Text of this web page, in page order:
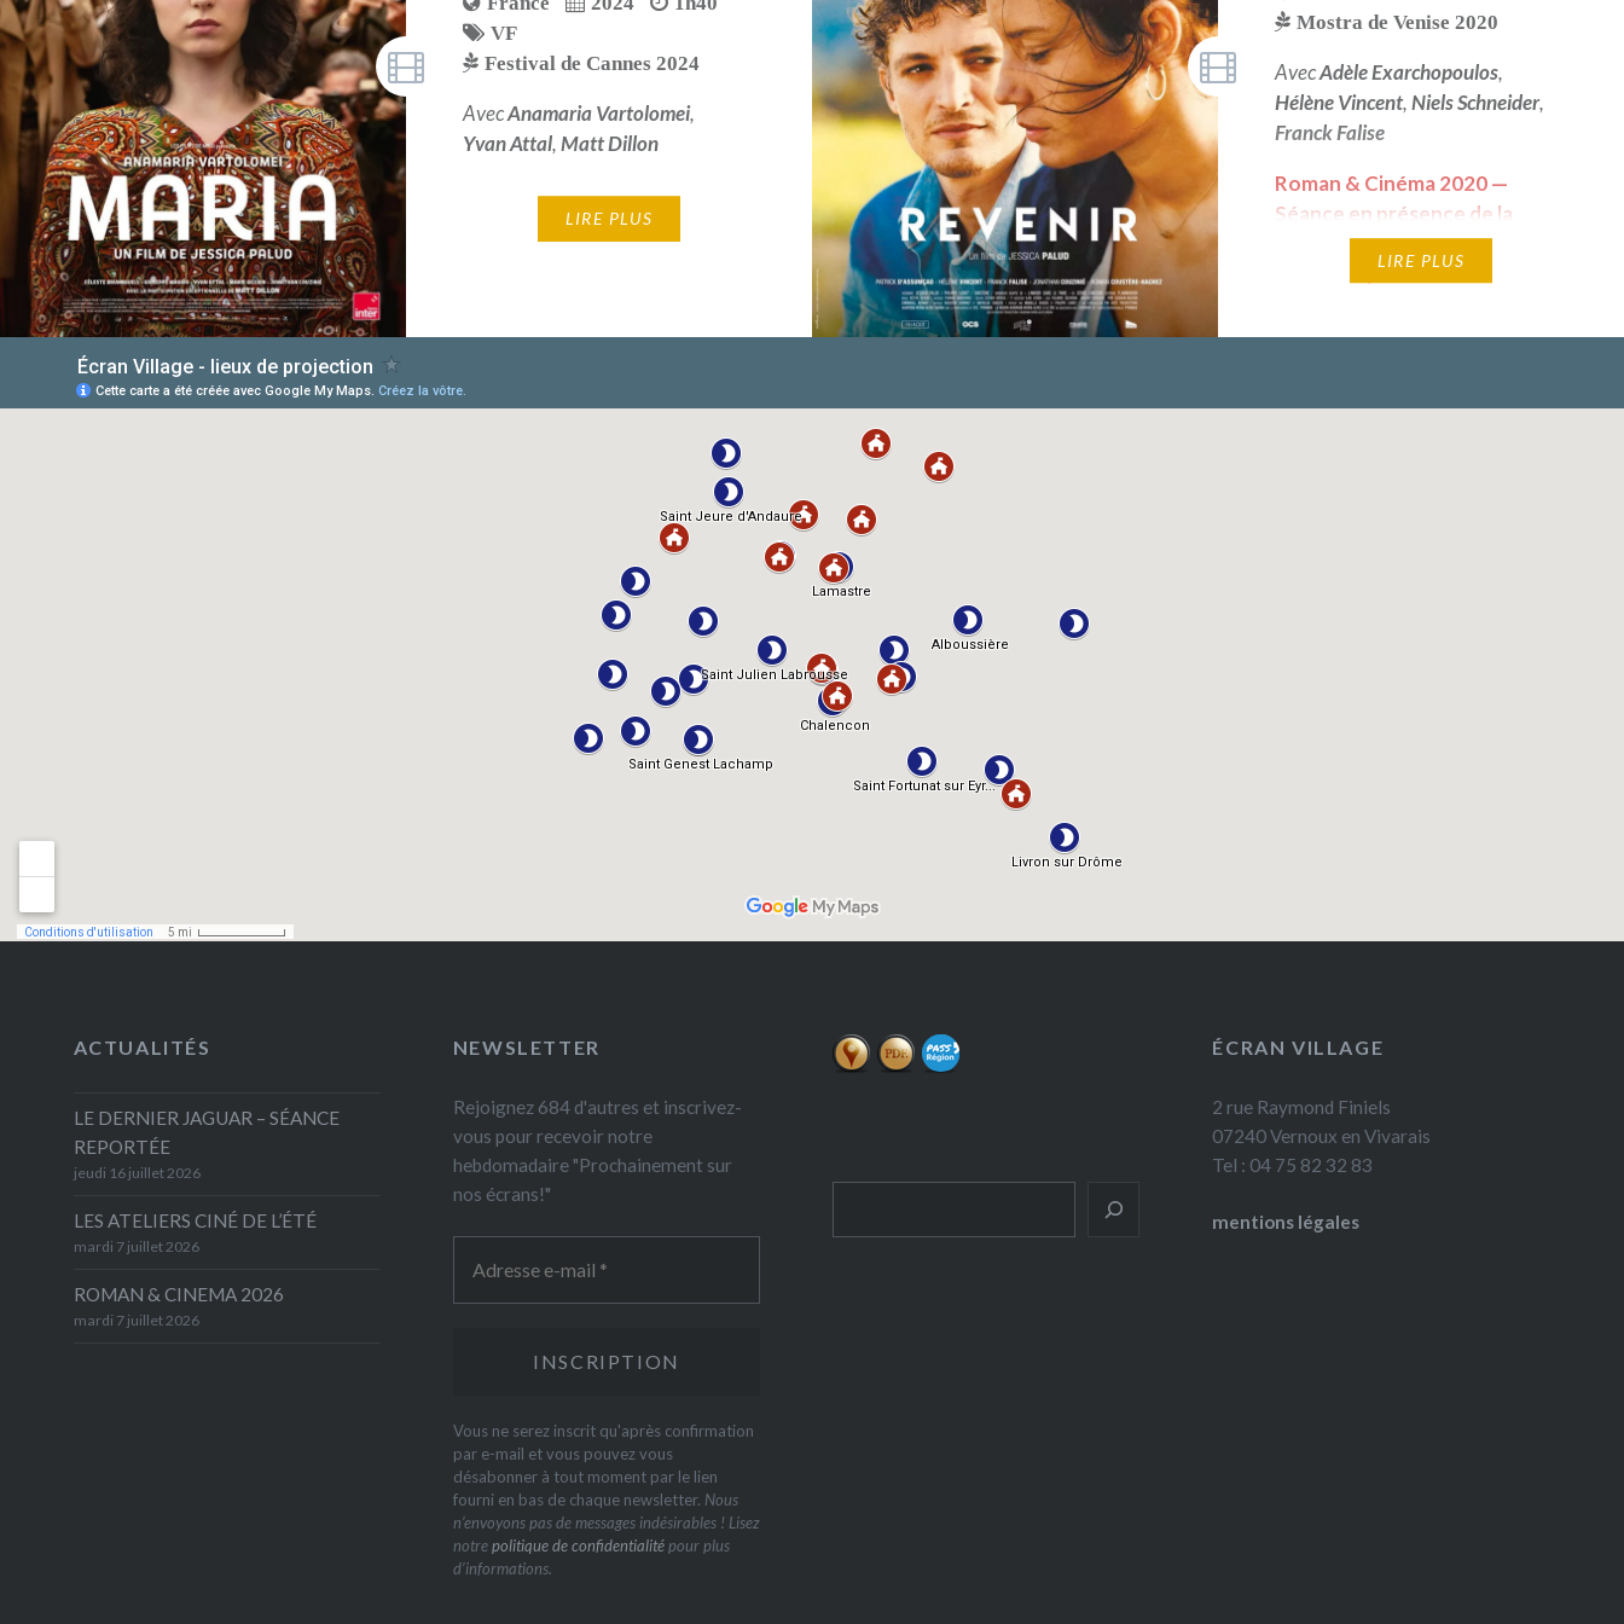
VF
Festival de Cannes 2024
AvecAnamaria Vartolomei,
Yvan Attal,Matt Dillon
LIRE PLUS
Mostra de Venise 2020
AvecAdèle Exarchopoulos,
Hélène Vincent,Niels Schneider,
Franck Falise
Roman & Cinéma 2020 —
Séance en présence de la
réalisatrice Jessica Palud (à
confirmer) — Prix du scénario -
LIRE PLUS
ACTUALITÉS
LE DERNIER JAGUAR – SÉANCE
REPORTÉE
jeudi 16 juillet 2026
LES ATELIERS CINÉ DE L’ÉTÉ
mardi 7 juillet 2026
ROMAN & CINEMA 2026
mardi 7 juillet 2026
NEWSLETTER
Rejoignez 684 d'autres et inscrivez-
vous pour recevoir notre
hebdomadaire "Prochainement sur
nos écrans!"
Vous ne serez inscrit qu'après confirmation
par e-mail et vous pouvez vous
désabonner à tout moment par le lien
fourni en bas de chaque newsletter. Nous
n’envoyons pas de messages indésirables ! Lisez
notrepolitique de confidentialitépour plus
d’informations.
ÉCRAN VILLAGE
2 rue Raymond Finiels
07240 Vernoux en Vivarais
Tel : 04 75 82 32 83
mentions légales